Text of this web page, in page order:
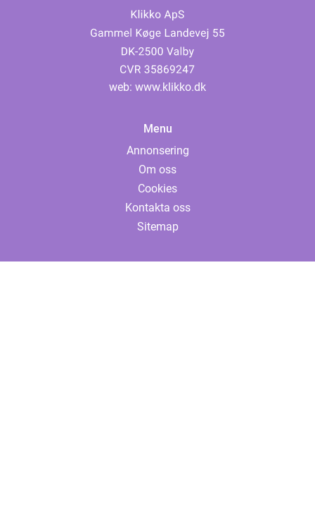
web: www.klikko.dk
Menu
Annonsering
Om oss
Cookies
Kontakta oss
Sitemap